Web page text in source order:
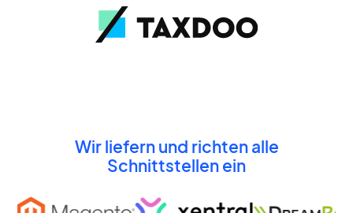
Wir liefern und richten alle
Schnittstellen ein